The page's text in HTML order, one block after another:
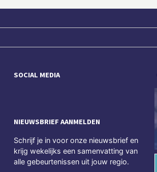
SOCIAL MEDIA
NIEUWSBRIEF AANMELDEN
Schrijf je in voor onze nieuwsbrief en
krijg wekelijks een samenvatting van
alle gebeurtenissen uit jouw regio.